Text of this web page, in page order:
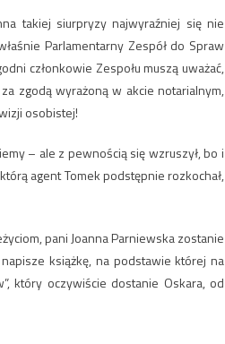
takiej siurpryzy najwyraźniej się nie
Parlamentarny Zespół do Spraw
członkowie Zespołu muszą uważać,
zgodą wyrażoną w akcie notarialnym,
osobistej!
– ale z pewnością się wzruszył, bo i
agent Tomek podstępnie rozkochał,
pani Joanna Parniewska zostanie
książkę, na podstawie której na
który oczywiście dostanie Oskara, od